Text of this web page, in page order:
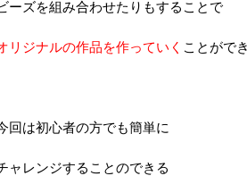
ーズを組み合わせたりもすることで
リジナルの作品を作っていく ことがで
回は初心者の方でも簡単に
ャレンジすることのできる